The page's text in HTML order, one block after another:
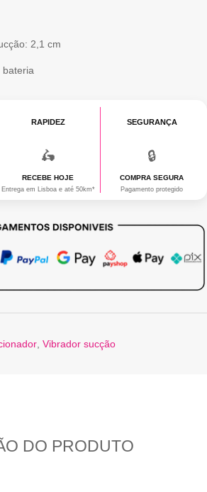
2,1 cm
bateria
RAPIDEZ
🛵
RECEBE HOJE
Entrega em Lisboa e até 50km*
SEGURANÇA
🔒
COMPRA SEGURA
Pagamento protegido
Vibrador sucção
DO PRODUTO